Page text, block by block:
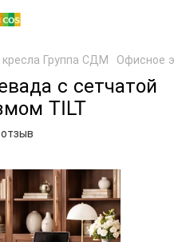
Группа СДМ Офисное
с сетчатой
TILT